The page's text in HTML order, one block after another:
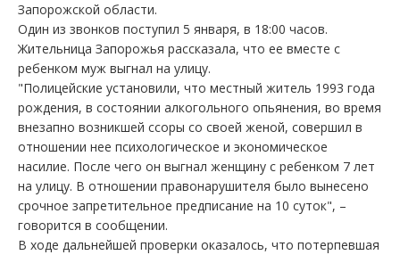
Запорожской области.
Один из звонков поступил 5 января, в 18:00 часов.
Жительница Запорожья рассказала, что ее вместе с
ребенком муж выгнал на улицу.
"Полицейские установили, что местный житель 1993 года
рождения, в состоянии алкогольного опьянения, во время
внезапно возникшей ссоры со своей женой, совершил в
отношении нее психологическое и экономическое
насилие. После чего он выгнал женщину с ребенком 7 лет
на улицу. В отношении правонарушителя было вынесено
срочное запретительное предписание на 10 суток", –
говорится в сообщении.
В ходе дальнейшей проверки оказалось, что потерпевшая